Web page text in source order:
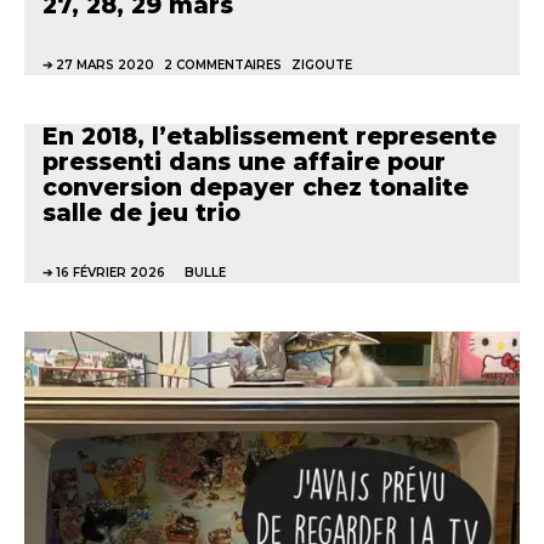
27 MARS 2020 2 COMMENTAIRES ZIGOUTE
En 2018, l’etablissement represente
pressenti dans une affaire pour
conversion depayer chez tonalite
salle de jeu trio
16 FÉVRIER 2026 BULLE